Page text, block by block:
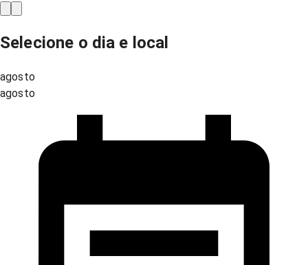
Selecione o dia e local
agosto
agosto